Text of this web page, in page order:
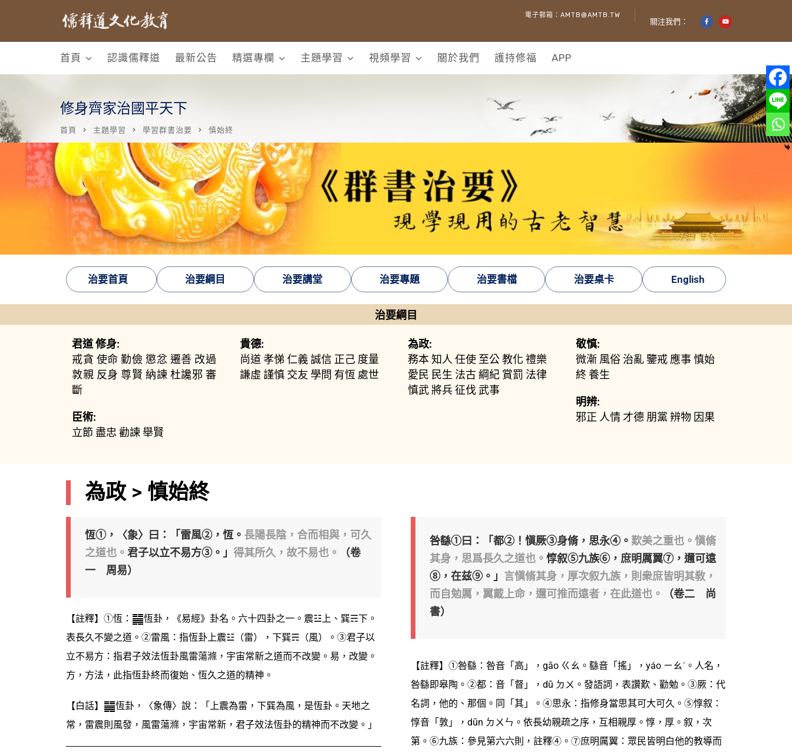
電子郵箱：AMTB@AMTB.TW
關注我們：
首頁 認識儒釋道 最新公告 精選專欄 主題學習 視頻學習 關於我們 護持修福 APP
修身齊家治國平天下
首頁 主題學習 學習群書治要 慎始終
治要首頁 治要綱目 治要講堂 治要專題 治要書檔 治要桌卡 English
治要綱目
君道 修身:
戒貪 使命 勤儉 懲忿 遷善 改過
敦親 反身 尊賢 納諫 杜讒邪 審
斷
臣術:
立節盡忠 勸諫 舉賢
貴德:
尚道 孝悌 仁義 誠信 正己 度量
謙虛 謹慎 交友 學問 有恆 處世
為政:
務本知人 任使 至公教化 禮樂
愛民 民生 法古 綱紀 賞罰 法律
慎武將兵征伐 武事
敬慎:
微漸 風俗 治亂鑒戒 應事慎始
終養生
明辨:
邪正 人情才德 朋黨 辨物 因果
為政 > 慎始終
恆①，〈𧰼〉曰：「雷風②，恆。 長陽長陰，合而相與，可久
之道也。 君子以立不易方③。」 得其所久，故不易也。
（卷
一 周易）
【註釋】①恆：
恆卦，《易經》卦名。六十四卦之一。震☳上、巽☴下。
表長久不變之道。②雷風：指恆卦上震☳（雷），下巽☴（風）。③君子以
立不易方：指君子效法恆卦風雷蕩滌，宇宙常新之道而不改變。易，改變。
方，方法，此指恆卦終而復始、恆久之道的精神。
【白話】
恆卦，〈象傳〉說：「上震為雷，下巽為風，是恆卦。天地之
常，雷震則風發，風雷蕩滌，宇宙常新，君子效法恆卦的精神而不改變。」
咎繇①曰：「都②！愼厥③身脩，思永④。 歎美之重也。愼脩
其身，思爲長久之道也。 惇叙⑤九族⑥，庶明厲翼⑦，邇可遠
⑧，在兹⑨。」 言愼脩其身，厚次叙九族，則衆庶皆明其敎，
而自勉厲，翼戴上命，邇可推而遠者，在此道也。
（卷二 尚
書）
【註釋】①咎繇：咎音「高」，gāo ㄍㄠ。繇音「搖」，yáo ㄧㄠˊ。人名，
咎繇即皋陶。②都：音「督」，dū ㄉㄨ。發語詞，表讚歎、勸勉。③厥：代
名詞，他的、那個。同「其」。④思永：指修身當思其可大可久。⑤惇叙：
惇音「敦」，dūn ㄉㄨㄣ。依長幼親疏之序，互相親厚。惇，厚。叙，次
第。⑥九族：參見第六六則，註釋④。⑦庶明厲翼：眾民皆明白他的教導而